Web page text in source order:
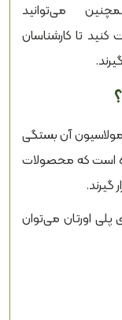
می‌توانید
تا کارشناسان
آن بستگی
است که محصولات
گیرند.
اورتان می‌توان